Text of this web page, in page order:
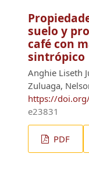
suelo y
café con
sintrópico
Anghie Liseth
Zuluaga,
https://
e23831
PDF